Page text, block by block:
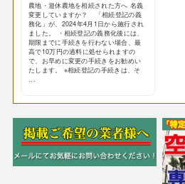
農地・遊休農地を相続された方へ 名義
変更していますか？ 「相続登記の義
務化」が、2024年4月1日から施行され
ました。 ・相続登記の義務化後には、
期限までに手続きを行わない場合、最
高で10万円の過料に処せられますの
で、お早めに変更の手続きをお勧めい
たします。 ※相続登記の手続きは、そ
...